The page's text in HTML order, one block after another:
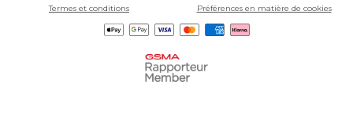
Termes et conditions
Préférences en matière de cookies